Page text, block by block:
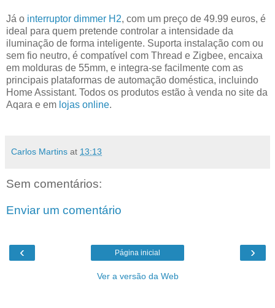
Já o interruptor dimmer H2, com um preço de 49.99 euros, é
ideal para quem pretende controlar a intensidade da
iluminação de forma inteligente. Suporta instalação com ou
sem fio neutro, é compatível com Thread e Zigbee, encaixa
em molduras de 55mm, e integra-se facilmente com as
principais plataformas de automação doméstica, incluindo
Home Assistant. Todos os produtos estão à venda no site da
Aqara e em lojas online.
Carlos Martins at 13:13
Sem comentários:
Enviar um comentário
‹ ›
Página inicial
Ver a versão da Web